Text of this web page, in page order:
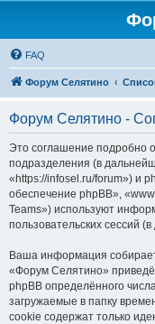
FAQ
Форум Селятино
Форум Селятино -
Это соглашение подробно
подразделения (в
«https://infosel.ru/forum») и
обеспечение phpBB»,
Teams») используют
пользовательских сессий
Ваша информация
«Форум Селятино»
phpBB определённого
загружаемые в папку
cookie содержат только